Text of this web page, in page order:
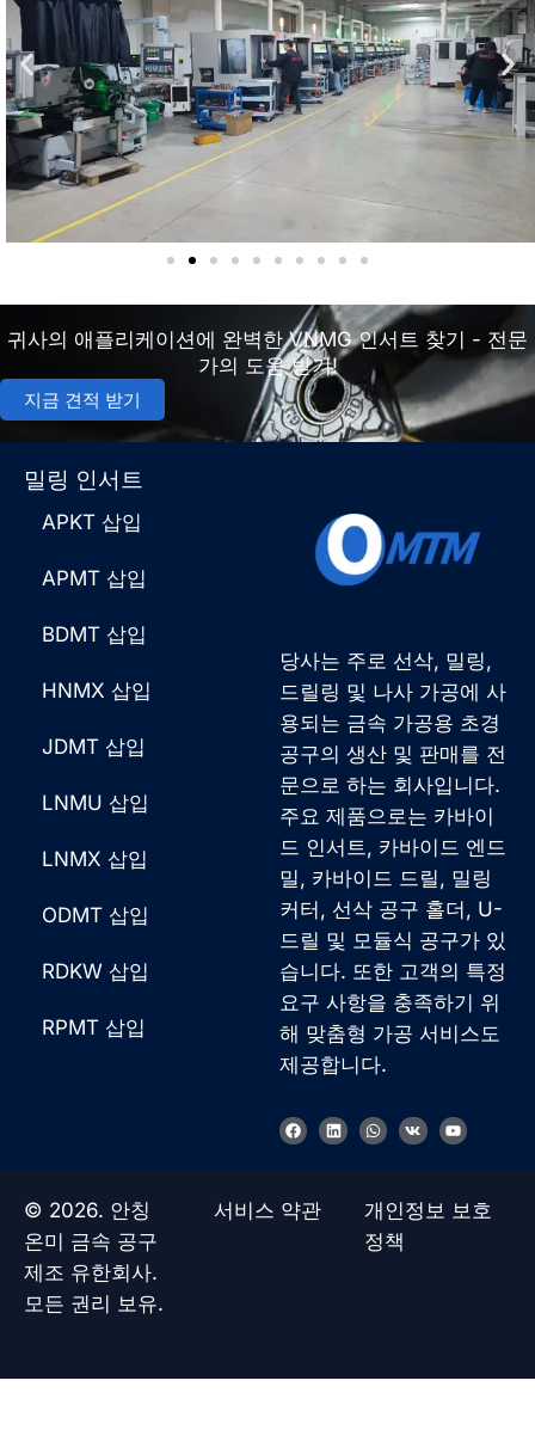
귀사의 애플리케이션에 완벽한 VNMG 인서트 찾기 - 전문
가의 도움 받기!
지금 견적 받기
당사는 주로 선삭, 밀링,
드릴링 및 나사 가공에 사
용되는 금속 가공용 초경
공구의 생산 및 판매를 전
문으로 하는 회사입니다.
주요 제품으로는 카바이
드 인서트, 카바이드 엔드
밀, 카바이드 드릴, 밀링
커터, 선삭 공구 홀더, U-
드릴 및 모듈식 공구가 있
습니다. 또한 고객의 특정
요구 사항을 충족하기 위
해 맞춤형 가공 서비스도
제공합니다.
F
a
o
o
링
크
W
h
a
p
p
V
k
유
튜
밀링 인서트
APKT 삽입
APMT 삽입
BDMT 삽입
HNMX 삽입
JDMT 삽입
LNMU 삽입
LNMX 삽입
ODMT 삽입
RDKW 삽입
RPMT 삽입
© 2026. 안칭
온미 금속 공구
제조 유한회사.
모든 권리 보유.
서비스 약관
개인정보 보호
정책